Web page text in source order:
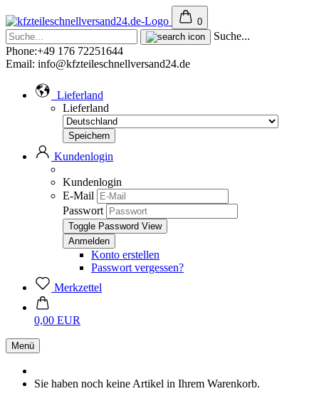
0
Suche...
Phone:+49 176 72251644
Email: info@kfzteileschnellversand24.de
Lieferland
Lieferland
Kundenlogin
Kundenlogin
E-Mail
Passwort
Toggle Password View
Konto erstellen
Passwort vergessen?
Merkzettel
0,00 EUR
Menü
Sie haben noch keine Artikel in Ihrem Warenkorb.